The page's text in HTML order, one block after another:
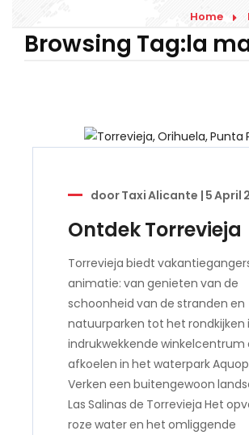
Blog
Home
Browsing Tag:la
doorTaxi Alicante | 5 April
Ontdek Torrevieja
Torrevieja biedt
animatie: van genieten van de
schoonheid van de stranden en
natuurparken tot het rondkijken
indrukwekkende winkelcentrum
afkoelen in het waterpark
Verken een buitengewoon
Las Salinas de Torrevieja Het
roze water en het omliggende